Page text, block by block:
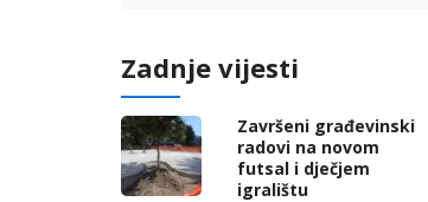
Zadnje vijesti
Završeni građevinski
radovi na novom
futsal i dječjem
igralištu